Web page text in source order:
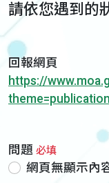
請依您遇到的
回報網頁
https://
問題 必填
網頁無顯示內